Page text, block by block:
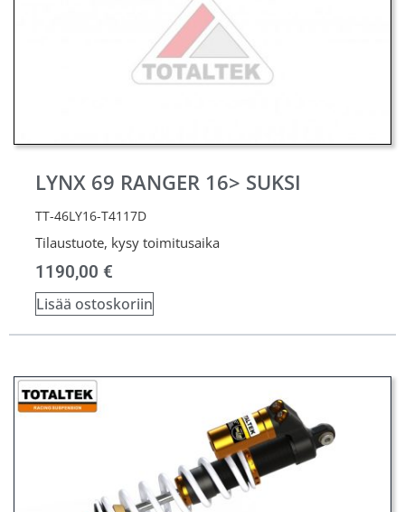
LYNX 69 RANGER 16> SUKSI
TT-46LY16-T4117D
Tilaustuote, kysy toimitusaika
1190,00 €
Lisää ostoskoriin